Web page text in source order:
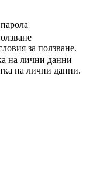
за ползване.
на лични данни
на лични данни.